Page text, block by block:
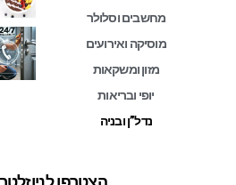
מחשבים וסלולר
מוסיקה ואירועים
מזון ומשקאות
יופי ובריאות
נדל”ן ובניה